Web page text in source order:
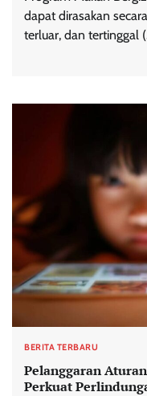
dapat dirasakan
terluar, dan tertinggal
BERITA TERBARU
Pelanggaran
Perkuat